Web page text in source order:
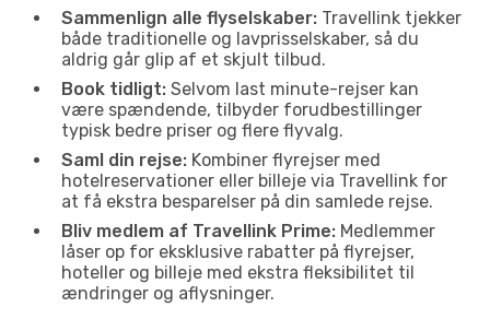
Sammenlign alle flyselskaber: Travellink tjekker
både traditionelle og lavprisselskaber, så du
aldrig går glip af et skjult tilbud.
Book tidligt: Selvom last minute-rejser kan
være spændende, tilbyder forudbestillinger
typisk bedre priser og flere flyvalg.
Saml din rejse: Kombiner flyrejser med
hotelreservationer eller billeje via Travellink for
at få ekstra besparelser på din samlede rejse.
Bliv medlem af Travellink Prime: Medlemmer
låser op for eksklusive rabatter på flyrejser,
hoteller og billeje med ekstra fleksibilitet til
ændringer og aflysninger.